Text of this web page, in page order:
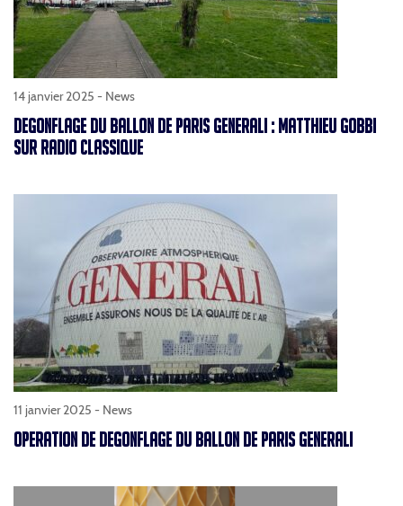
14 janvier 2025 - News
DEGONFLAGE DU BALLON DE PARIS GENERALI : MATTHIEU GOBBI
SUR RADIO CLASSIQUE
11 janvier 2025 - News
OPERATION DE DEGONFLAGE DU BALLON DE PARIS GENERALI